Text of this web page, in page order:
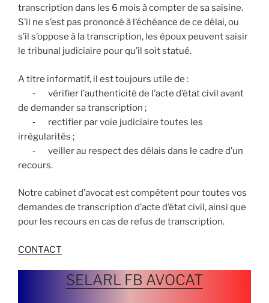
transcription dans les 6 mois à compter de sa saisine.
S’il ne s’est pas prononcé à l’échéance de ce délai, ou
s’il s’oppose à la transcription, les époux peuvent saisir
le tribunal judiciaire pour qu’il soit statué.
A titre informatif, il est toujours utile de :
⁃ vérifier l’authenticité de l’acte d’état civil avant
de demander sa transcription ;
⁃ rectifier par voie judiciaire toutes les
irrégularités ;
⁃ veiller au respect des délais dans le cadre d’un
recours.
Notre cabinet d’avocat est compétent pour toutes vos
demandes de transcription d’acte d’état civil, ainsi que
pour les recours en cas de refus de transcription.
CONTACT
SELARL FB AVOCAT